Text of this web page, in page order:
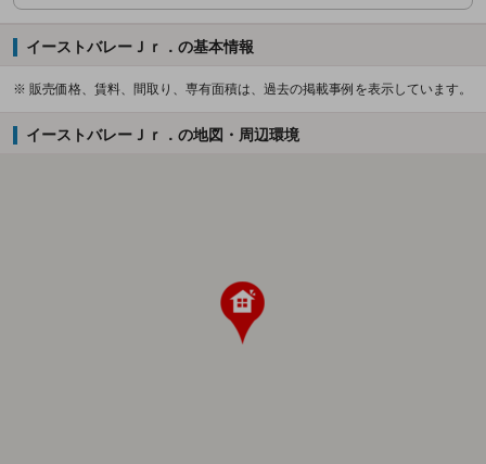
イーストバレーＪｒ．の基本情報
※ 販売価格、賃料、間取り、専有面積は、過去の掲載事例を表示しています。
イーストバレーＪｒ．の地図・周辺環境